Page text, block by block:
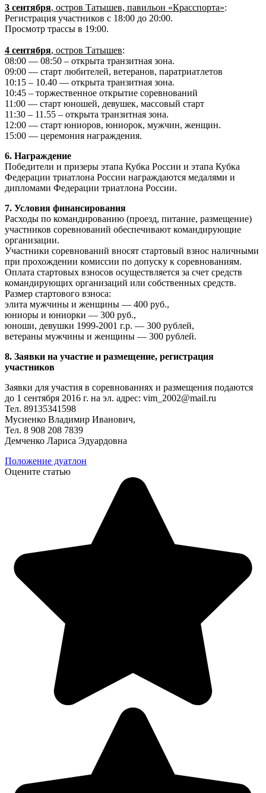
3 сентября, остров Татышев, павильон «Красспорта»:
Регистрация участников с 18:00 до 20:00.
Просмотр трассы в 19:00.
4 сентября, остров Татышев:
08:00 — 08:50 – открыта транзитная зона.
09:00 — старт любителей, ветеранов, паратриатлетов
10:15 – 10.40 — открыта транзитная зона.
10:45 – торжественное открытие соревнований
11:00 — старт юношей, девушек, массовый старт
11:30 – 11.55 – открыта транзитная зона.
12:00 — старт юниоров, юниорок, мужчин, женщин.
15:00 — церемония награждения.
6. Награждение
Победители и призеры этапа Кубка России и этапа Кубка
Федерации триатлона России награждаются медалями и
дипломами Федерации триатлона России.
7. Условия финансирования
Расходы по командированию (проезд, питание, размещение)
участников соревнований обеспечивают командирующие
организации.
Участники соревнований вносят стартовый взнос наличными
при прохождении комиссии по допуску к соревнованиям.
Оплата стартовых взносов осуществляется за счет средств
командирующих организаций или собственных средств.
Размер стартового взноса:
элита мужчины и женщины — 400 руб.,
юниоры и юниорки — 300 руб.,
юноши, девушки 1999-2001 г.р. — 300 рублей,
ветераны мужчины и женщины — 300 рублей.
8. Заявки на участие и размещение, регистрация
участников
Заявки для участия в соревнованиях и размещения подаются
до 1 сентября 2016 г. на эл. адрес: vim_2002@mail.ru
Тел. 89135341598
Мусиенко Владимир Иванович,
Тел. 8 908 208 7839
Демченко Лариса Эдуардовна
Положение дуатлон
Оцените статью